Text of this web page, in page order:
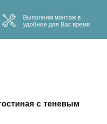
Выполним монтаж в
удобное для Вас время
с теневым